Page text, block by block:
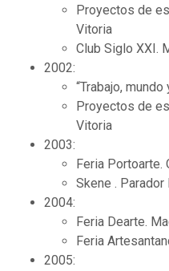
Proyectos de
Vitoria
Club Siglo XXI.
2002:
“Trabajo,
Proyectos de
Vitoria
2003:
Feria Portoarte.
Skene .
2004:
Feria Dearte.
Feria
2005: